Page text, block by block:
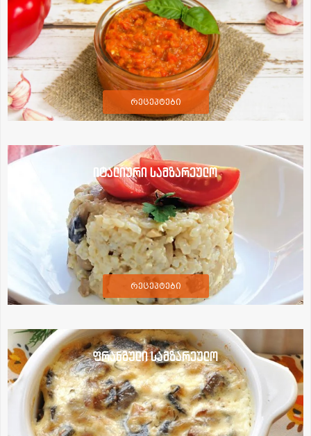
რეცეპტები
იტალიური სამზარეულო
რეცეპტები
ფრანგული სამზარეულო